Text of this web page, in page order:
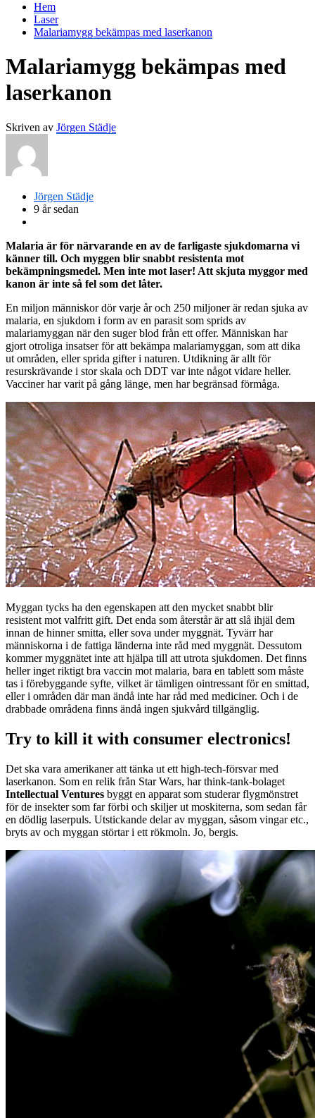
Hem
Laser
Malariamygg bekämpas med laserkanon
Malariamygg bekämpas med
laserkanon
Skriven av Jörgen Städje
Jörgen Städje
9 år sedan
Malaria är för närvarande en av de farligaste sjukdomarna vi
känner till. Och myggen blir snabbt resistenta mot
bekämpningsmedel. Men inte mot laser! Att skjuta myggor med
kanon är inte så fel som det låter.
En miljon människor dör varje år och 250 miljoner är redan sjuka av
malaria, en sjukdom i form av en parasit som sprids av
malariamyggan när den suger blod från ett offer. Människan har
gjort otroliga insatser för att bekämpa malariamyggan, som att dika
ut områden, eller sprida gifter i naturen. Utdikning är allt för
resurskrävande i stor skala och DDT var inte något vidare heller.
Vacciner har varit på gång länge, men har begränsad förmåga.
Myggan tycks ha den egenskapen att den mycket snabbt blir
resistent mot valfritt gift. Det enda som återstår är att slå ihjäl dem
innan de hinner smitta, eller sova under myggnät. Tyvärr har
människorna i de fattiga länderna inte råd med myggnät. Dessutom
kommer myggnätet inte att hjälpa till att utrota sjukdomen. Det finns
heller inget riktigt bra vaccin mot malaria, bara en tablett som måste
tas i förebyggande syfte, vilket är tämligen ointressant för en smittad,
eller i områden där man ändå inte har råd med mediciner. Och i de
drabbade områdena finns ändå ingen sjukvård tillgänglig.
Try to kill it with consumer electronics!
Det ska vara amerikaner att tänka ut ett high-tech-försvar med
laserkanon. Som en relik från Star Wars, har think-tank-bolaget
Intellectual Ventures byggt en apparat som studerar flygmönstret
för de insekter som far förbi och skiljer ut moskiterna, som sedan får
en dödlig laserpuls. Utstickande delar av myggan, såsom vingar etc.,
bryts av och myggan störtar i ett rökmoln. Jo, bergis.